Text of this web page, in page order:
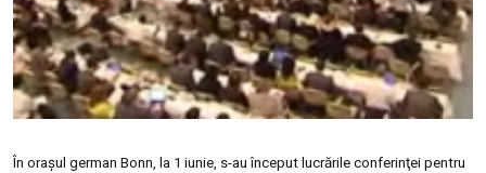
În orașul german Bonn, la 1 iunie, s-au început lucrările conferinţei pentru